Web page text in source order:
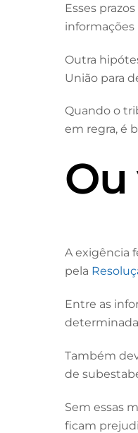
Esses
informações
Outra
União para
Quando o
em regra, é
Ou
A exigência
pela
Entre as
Também
de
Sem essas
ficam